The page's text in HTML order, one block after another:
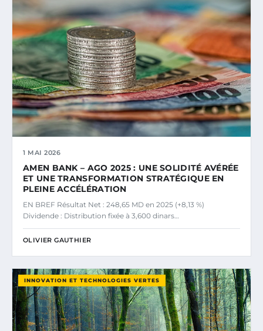
1 MAI 2026
AMEN BANK – AGO 2025 : UNE SOLIDITÉ AVÉRÉE
ET UNE TRANSFORMATION STRATÉGIQUE EN
PLEINE ACCÉLÉRATION
EN BREF Résultat Net : 248,65 MD en 2025 (+8,13 %)
Dividende : Distribution fixée à 3,600 dinars…
OLIVIER GAUTHIER
INNOVATION ET TECHNOLOGIES VERTES